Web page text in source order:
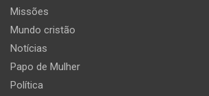
Missões
Mundo cristão
Notícias
Papo de Mulher
Política